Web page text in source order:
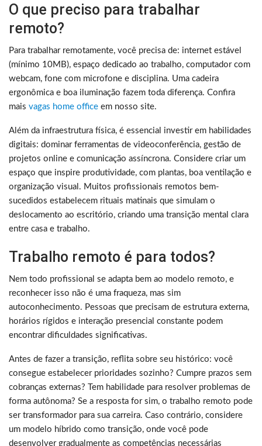
O que preciso para trabalhar
remoto?
Para trabalhar remotamente, você precisa de: internet estável
(mínimo 10MB), espaço dedicado ao trabalho, computador com
webcam, fone com microfone e disciplina. Uma cadeira
ergonômica e boa iluminação fazem toda diferença. Confira
mais vagas home office em nosso site.
Além da infraestrutura física, é essencial investir em habilidades
digitais: dominar ferramentas de videoconferência, gestão de
projetos online e comunicação assíncrona. Considere criar um
espaço que inspire produtividade, com plantas, boa ventilação e
organização visual. Muitos profissionais remotos bem-
sucedidos estabelecem rituais matinais que simulam o
deslocamento ao escritório, criando uma transição mental clara
entre casa e trabalho.
Trabalho remoto é para todos?
Nem todo profissional se adapta bem ao modelo remoto, e
reconhecer isso não é uma fraqueza, mas sim
autoconhecimento. Pessoas que precisam de estrutura externa,
horários rígidos e interação presencial constante podem
encontrar dificuldades significativas.
Antes de fazer a transição, reflita sobre seu histórico: você
consegue estabelecer prioridades sozinho? Cumpre prazos sem
cobranças externas? Tem habilidade para resolver problemas de
forma autônoma? Se a resposta for sim, o trabalho remoto pode
ser transformador para sua carreira. Caso contrário, considere
um modelo híbrido como transição, onde você pode
desenvolver gradualmente as competências necessárias